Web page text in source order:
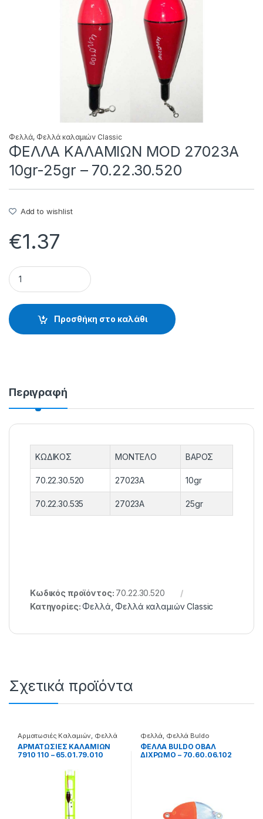
Φελλά, Φελλά καλαμιών Classic
ΦΕΛΛΑ ΚΑΛΑΜΙΩΝ MOD 27023A
10gr-25gr – 70.22.30.520
Add to wishlist
€1.37
ΦΕΛΛΑ ΚΑΛΑΜΙΩΝ MOD 27023A 10gr-25gr - 70.22.30.520
Προσθήκη στο καλάθι
Περιγραφή
ΚΩΔΙΚΟΣ ΜΟΝΤΕΛΟ ΒΑΡΟΣ
70.22.30.520 27023A 10gr
70.22.30.535 27023A 25gr
Κωδικός προϊόντος: 70.22.30.520
Κατηγορίες:Φελλά ,Φελλά καλαμιών Classic
Σχετικά προϊόντα
Αρματωσιές Καλαμιών, Φελλά
ΑΡΜΑΤΩΣΙΕΣ ΚΑΛΑΜΙΩΝ
7910 110 – 65.01.79.010
Φελλά, Φελλά Buldo
ΦΕΛΛΑ BULDO ΟΒΑΛ
ΔΙΧΡΩΜΟ – 70.60.06.102